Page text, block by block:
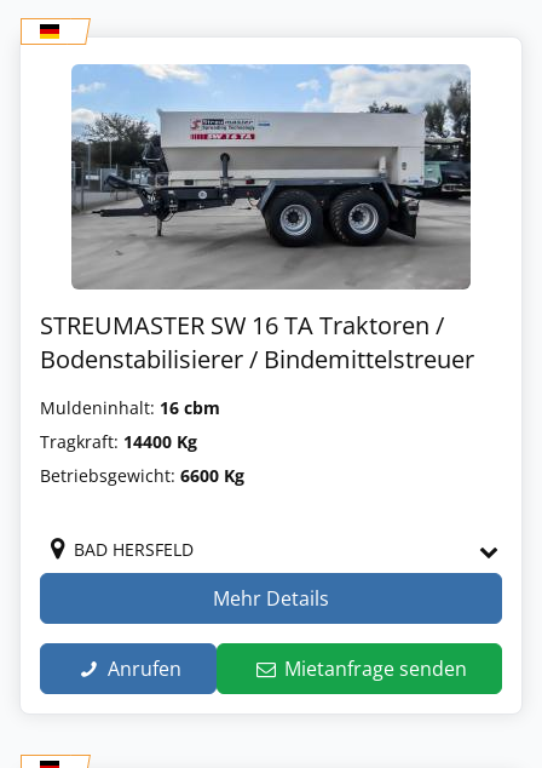
STREUMASTER SW 16 TA Traktoren /
Bodenstabilisierer / Bindemittelstreuer
Muldeninhalt: 16 cbm
Tragkraft: 14400 Kg
Betriebsgewicht: 6600 Kg
BAD HERSFELD
Mehr Details
Anrufen Mietanfrage senden